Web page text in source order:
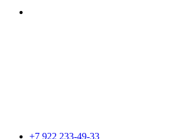
+7 922 233-49-33